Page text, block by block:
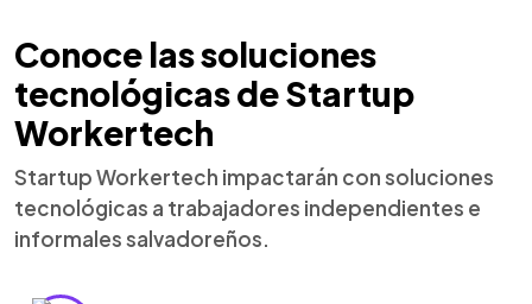
Conoce las soluciones
tecnológicas de Startup
Workertech
Startup Workertech impactarán con soluciones
tecnológicas a trabajadores independientes e
informales salvadoreños.